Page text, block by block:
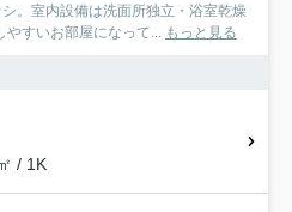
シ。室内設備は洗面所独立・浴室乾燥
すいお部屋になって...
もっと見る
/ 1K